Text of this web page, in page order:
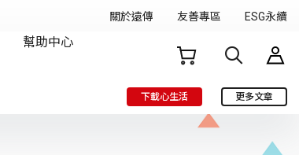
下載心生活 更多文章